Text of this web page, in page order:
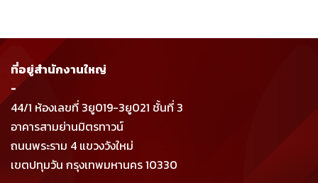
ที่อยู่สำนักงานใหญ่
-
44/1 ห้องเลขที่ 3ยู019-3ยู021 ชั้นที่ 3
อาคารสามย่านมิตรทาวน์
ถนนพระราม 4 แขวงวังใหม่
เขตปทุมวัน กรุงเทพมหานคร 10330